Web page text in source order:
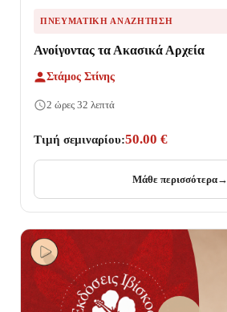
ΠΝΕΥΜΑΤΙΚΉ ΑΝΑΖΉΤΗΣΗ
Ανοίγοντας τα Ακασικά Αρχεία
Στάμος Στίνης
2 ώρες 32 λεπτά
Τιμή σεμιναρίου:50.00 €
Μάθε περισσότερα→